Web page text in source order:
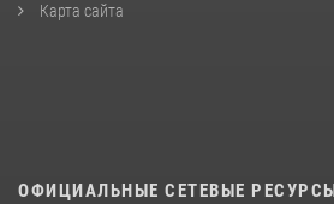
Карта сайта
ОФИЦИАЛЬНЫЕ СЕТЕВЫЕ РЕСУРСЫ